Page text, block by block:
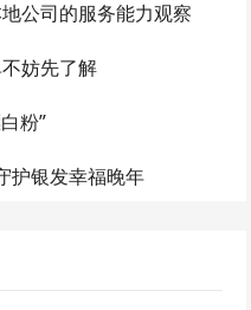
公司的服务能力观察
妨先了解
粉”
护银发幸福晚年